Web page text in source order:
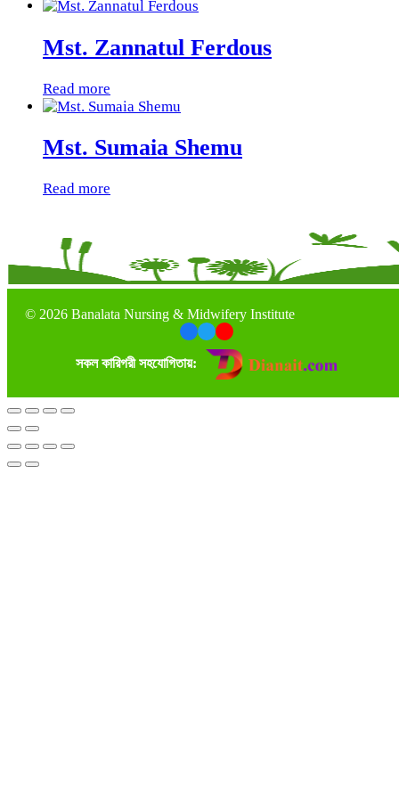
Mst. Zannatul Ferdous
Read more
Mst. Sumaia Shemu
Read more
© 2026 Banalata Nursing & Midwifery Institute
সকল কারিগরী সহযোগিতায়: